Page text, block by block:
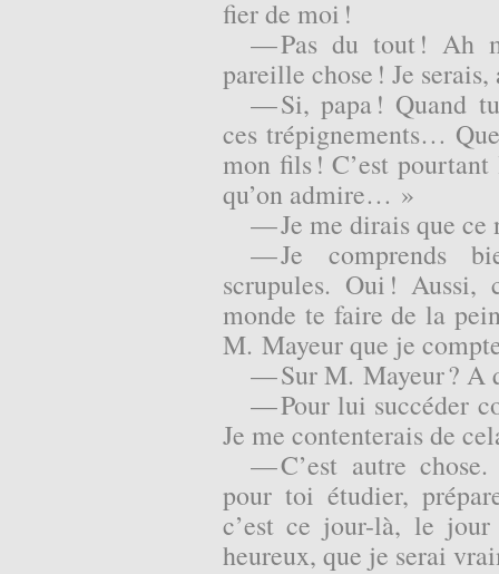
fier de moi !
— Pas du tout ! Ah
pareille chose ! Je
— Si, papa ! Quand
ces trépignements…
mon fils ! C’est
qu’on admire… »
— Je me dirais que ce
— Je comprends
scrupules. Oui !
monde te faire de la
M. Mayeur que je
— Sur M. Mayeur ? A
— Pour lui succéder
Je me contenterais de
— C’est autre
pour toi étudier,
c’est ce jour-là, le
heureux, que je serai